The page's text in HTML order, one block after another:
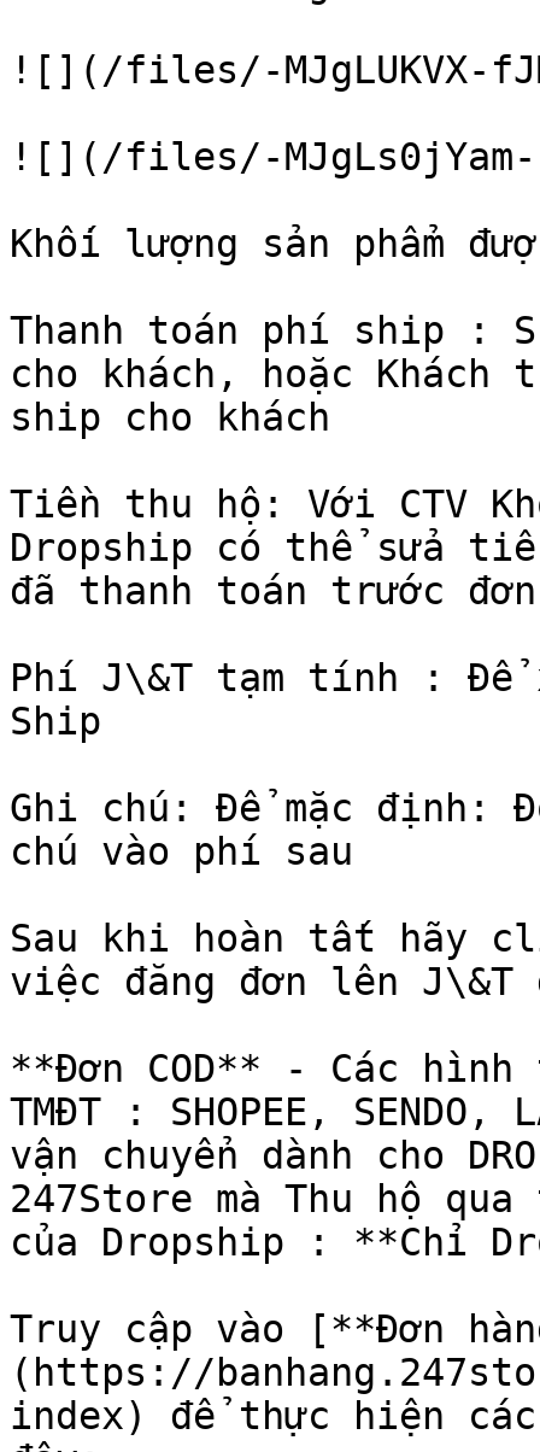
![](/files/-MJgLUKVX-
![](/files/-MJgLs0jYam-
Khối lượng sản phẩm
Thanh toán phí ship :
cho khách, hoặc
ship cho khách
Tiền thu hộ: Với CTV
Dropship có thể sửa
đã thanh toán trước
Phí J\&T tạm tính : Để
Ship
Ghi chú: Để mặc định:
chú vào phí sau
Sau khi hoàn tất hãy
việc đăng đơn lên J\&T
**Đơn COD** - Các hình
TMĐT : SHOPEE,
vận chuyển dành cho
247Store mà Thu hộ
của Dropship : **Chỉ
Truy cập vào [**Đơn
(https://
index) để thực hiện